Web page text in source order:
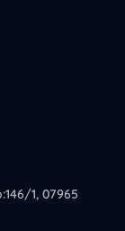
1, 07965